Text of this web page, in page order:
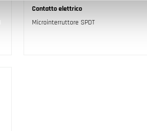
Contatto elettrico
Microinterruttore SPDT